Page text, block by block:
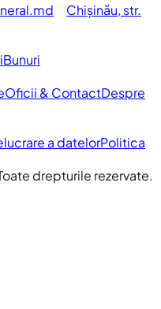
Chișinău, str.
Bunuri
Oficii & ContactDespre
a datelorPolitica
drepturile rezervate.